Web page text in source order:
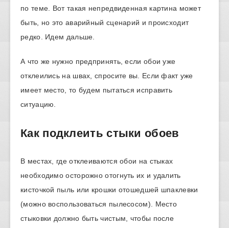
по теме. Вот такая непредвиденная картина может
быть, но это аварийный сценарий и происходит
редко. Идем дальше.
А что же нужно предпринять, если обои уже
отклеились на швах, спросите вы. Если факт уже
имеет место, то будем пытаться исправить
ситуацию.
Как подклеить стыки обоев
В местах, где отклеиваются обои на стыках
необходимо осторожно отогнуть их и удалить
кисточкой пыль или крошки отошедшей шпаклевки
(можно воспользоваться пылесосом). Место
стыковки должно быть чистым, чтобы после